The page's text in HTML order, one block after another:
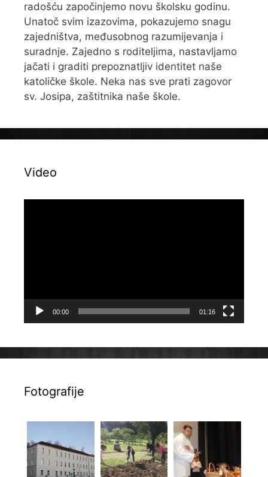
radošću započinjemo novu školsku godinu.
Unatoč svim izazovima, pokazujemo snagu
zajedništva, međusobnog razumijevanja i
suradnje. Zajedno s roditeljima, nastavljamo
jačati i graditi prepoznatljiv identitet naše
katoličke škole. Neka nas sve prati zagovor
sv. Josipa, zaštitnika naše škole.
Video
00:00 01:16
Fotografije